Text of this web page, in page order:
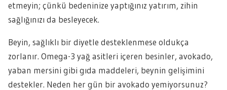
etmeyin; çünkü bedeninize yaptığınız yatırım, zihin
sağlığınızı da besleyecek.
Beyin, sağlıklı bir diyetle desteklenmese oldukça
zorlanır. Omega-3 yağ asitleri içeren besinler, avokado,
yaban mersini gibi gıda maddeleri, beynin gelişimini
destekler. Neden her gün bir avokado yemiyorsunuz?